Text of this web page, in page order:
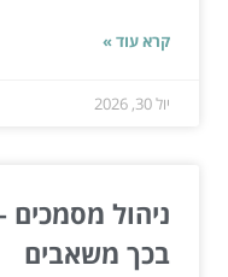
קרא עוד »
יול 30, 2026
ניהול
בכך משאבים